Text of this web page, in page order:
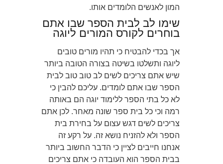
המון לאנשים הלומדים אותו.
שימו לב לבית הספר שבו אתם
בוחרים לקורס המורים ליוגה
אך בכדי להבטיח כי תהיו מורים טובים
ליוגה ותשלטו בשיטה בצורה הטובה ביותר
שיש אתם צריכים לשים לב טוב טוב לבית
הספר שבו אתם לומדים. עליכם להבין כי
לא כל בתי הספר ללימוד יוגה הם באותה
רמה וכי כל בית ספר שונה מאחר. לכן אתם
צריכים לשים דגש עצום על בחירת בית
הספר ולא להזניח נושא זה. על רקע זה
אנחנו חייבים לציין כי הדבר החשוב ביותר
בבית הספר הוא העובדה כי אתם צריכים